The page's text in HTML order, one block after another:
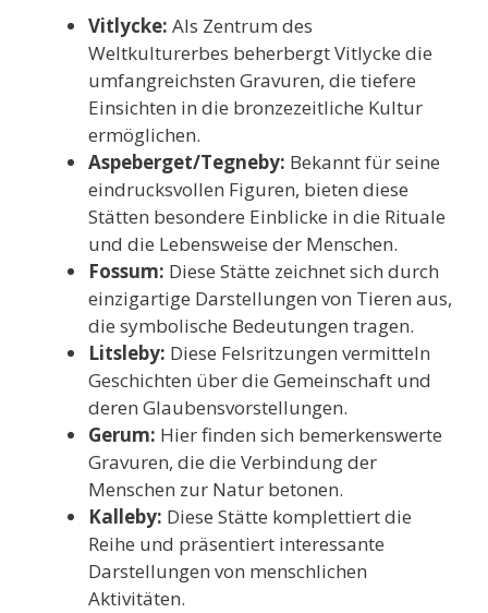
Vitlycke: Als Zentrum des
Weltkulturerbes beherbergt Vitlycke die
umfangreichsten Gravuren, die tiefere
Einsichten in die bronzezeitliche Kultur
ermöglichen.
Aspeberget/Tegneby: Bekannt für seine
eindrucksvollen Figuren, bieten diese
Stätten besondere Einblicke in die Rituale
und die Lebensweise der Menschen.
Fossum: Diese Stätte zeichnet sich durch
einzigartige Darstellungen von Tieren aus,
die symbolische Bedeutungen tragen.
Litsleby: Diese Felsritzungen vermitteln
Geschichten über die Gemeinschaft und
deren Glaubensvorstellungen.
Gerum: Hier finden sich bemerkenswerte
Gravuren, die die Verbindung der
Menschen zur Natur betonen.
Kalleby: Diese Stätte komplettiert die
Reihe und präsentiert interessante
Darstellungen von menschlichen
Aktivitäten.